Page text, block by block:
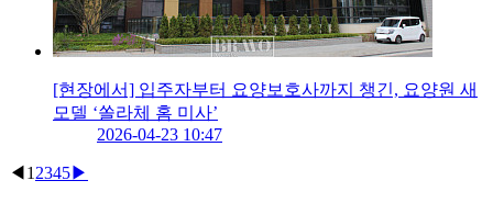
[현장에서] 입주자부터 요양보호사까지 챙긴, 요양원 새
모델 ‘쏠라체 홈 미사’
2026-04-23 10:47
◀ 1 2345▶